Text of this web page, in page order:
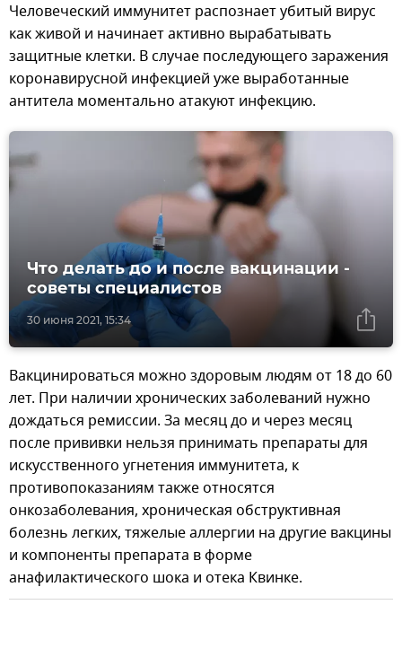
Человеческий иммунитет распознает убитый вирус
как живой и начинает активно вырабатывать
защитные клетки. В случае последующего заражения
коронавирусной инфекцией уже выработанные
антитела моментально атакуют инфекцию.
30 июня 2021, 15:34
Что делать до и после вакцинации -
советы специалистов
Вакцинироваться можно здоровым людям от 18 до 60
лет. При наличии хронических заболеваний нужно
дождаться ремиссии. За месяц до и через месяц
после прививки нельзя принимать препараты для
искусственного угнетения иммунитета, к
противопоказаниям также относятся
онкозаболевания, хроническая обструктивная
болезнь легких, тяжелые аллергии на другие вакцины
и компоненты препарата в форме
анафилактического шока и отека Квинке.